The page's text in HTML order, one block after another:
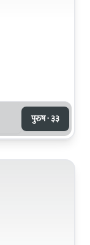
पुरुष · ३३